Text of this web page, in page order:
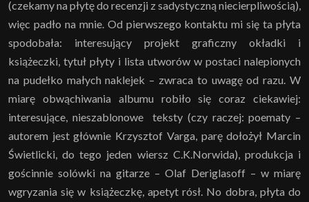
(czekamy na płytę do recenzji z sadystyczną niecierpliwością),
więc padło na mnie. Od pierwszego kontaktu mi się ta płyta
spodobała: interesujący projekt graficzny okładki i
książeczki, tytuł płyty i lista utworów w postaci nalepionych
na pudełko małych naklejek – zwraca to uwagę od razu. W
miarę obwąchiwania albumu robiło się coraz ciekawiej:
interesujące, nieszablonowe teksty (czy raczej: poematy –
autorem jest głównie Krzysztof Varga, parę dołożył Marcin
Świetlicki, do tego jeden wiersz C.K.Norwida), produkcja i
gościnnie solówki na gitarze – Olaf Deriglasoff – w miarę
wgryzania się w książeczkę, apetyt rósł. No dobra, płyta do